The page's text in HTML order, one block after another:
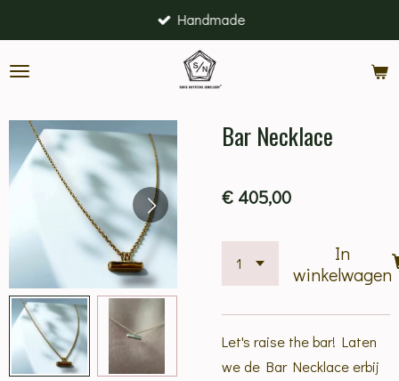
direct
naar
hoofdinhoud
Handmade
Bar Necklace
€ 405,00
In
winkelwagen
Let's raise the bar! Laten
we de Bar Necklace erbij